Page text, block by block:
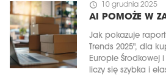
schedule 10 grudnia 2025
AI POMOŻE W
Jak pokazuje
Trends 2025", dla
Europie Środkowej
liczy się szybka i